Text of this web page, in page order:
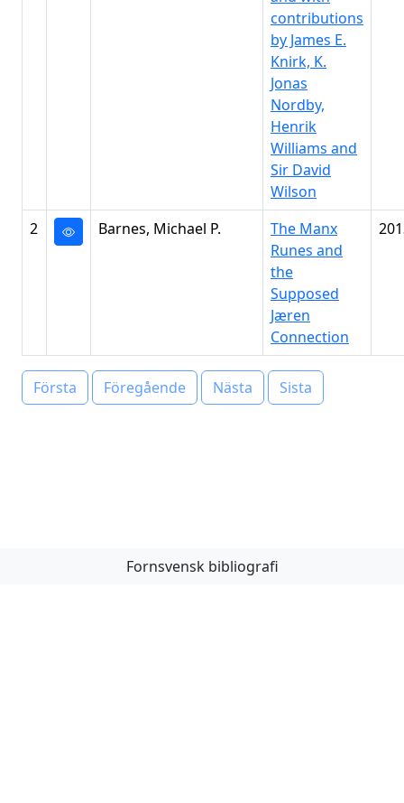
contributions
by James E.
Knirk, K.
Jonas
Nordby,
Henrik
Williams and
Sir David
Wilson
2 Barnes, Michael P.
The Manx
Runes and
the
Supposed
Jæren
Connection
Första Föregående Nästa Sista
Fornsvensk bibliografi